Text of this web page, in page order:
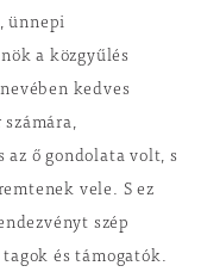
ünnepi
a közgyűlés
kedves
az ő gondolata volt, s
vele. S ez
szép
és támogatók.